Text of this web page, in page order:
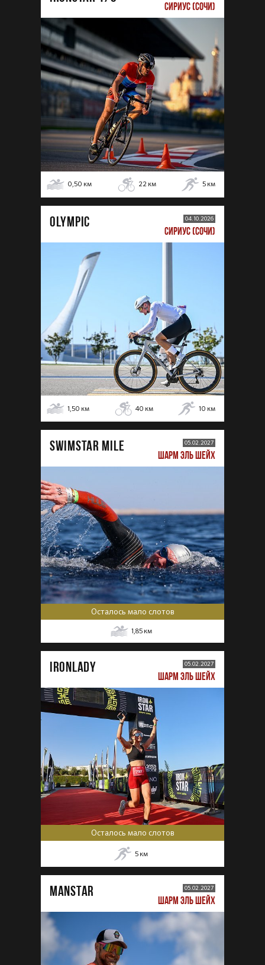
СИРИУС (СОЧИ)
0,50 км 22 км 5 км
OLYMPIC 04.10.2026
СИРИУС (СОЧИ)
1,50 км 40 км 10 км
SWIMSTAR MILE 05.02.2027
ШАРМ ЭЛЬ ШЕЙХ
Осталось мало слотов
1,85 км
IRONLADY 05.02.2027
ШАРМ ЭЛЬ ШЕЙХ
Осталось мало слотов
5 км
MANSTAR 05.02.2027
ШАРМ ЭЛЬ ШЕЙХ